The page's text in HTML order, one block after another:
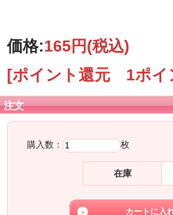
価格:165円(税込)
[ポイント還元 1ポイ
注文
購入数： 枚
在庫